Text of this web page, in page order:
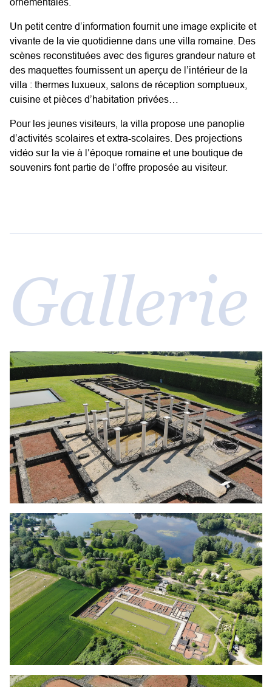
Un petit centre d’information fournit une image explicite et
vivante de la vie quotidienne dans une villa romaine. Des
scènes reconstituées avec des figures grandeur nature et
des maquettes fournissent un aperçu de l’intérieur de la
villa : thermes luxueux, salons de réception somptueux,
cuisine et pièces d’habitation privées…
Pour les jeunes visiteurs, la villa propose une panoplie
d’activités scolaires et extra-scolaires. Des projections
vidéo sur la vie à l’époque romaine et une boutique de
souvenirs font partie de l’offre proposée au visiteur.
Gallerie